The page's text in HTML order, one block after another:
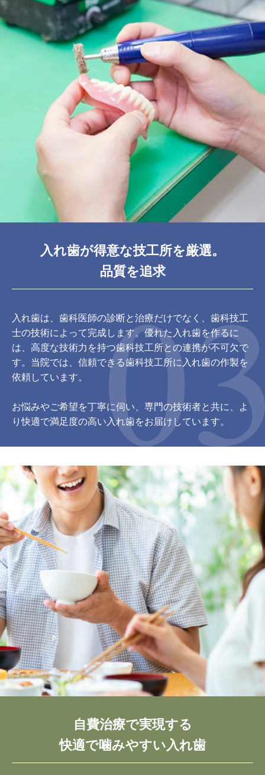
入れ歯が得意な技工所を厳選。
品質を追求
入れ歯は、歯科医師の診断と治療だけでなく、歯科技工
士の技術によって完成します。優れた入れ歯を作るに
は、高度な技術力を持つ歯科技工所との連携が不可欠で
す。当院では、信頼できる歯科技工所に入れ歯の作製を
依頼しています。
お悩みやご希望を丁寧に伺い、専門の技術者と共に、よ
り快適で満足度の高い入れ歯をお届けしています。
自費治療で実現する
快適で噛みやすい入れ歯